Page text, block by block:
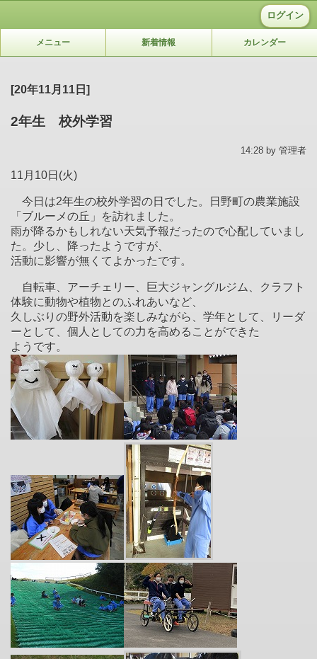
ログイン
メニュー 新着情報 カレンダー
[20年11月11日]
2年生 校外学習
14:28 by 管理者
11 月 10日 (火)
今日は2年生の校外学習の日でした。日野町の農業施設
「ブルーメの丘」を訪れました。
雨が降るかもしれない天気予報だったので心配していまし
た。少し、降ったようですが、
活動に影響が無くてよかったです。
自転車、アーチェリー、巨大ジャングルジム、クラフト
体験に動物や植物とのふれあいなど、
久しぶりの野外活動を楽しみながら、学年として、リーダ
ーとして、個人としての力を高めることができた
ようです。